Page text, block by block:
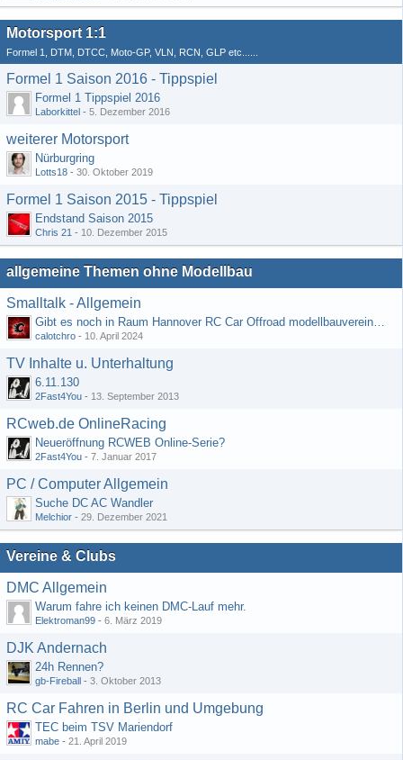
Motorsport 1:1
Formel 1, DTM, DTCC, Moto-GP, VLN, RCN, GLP etc......
Formel 1 Saison 2016 - Tippspiel
Formel 1 Tippspiel 2016
Laborkittel - 5. Dezember 2016
weiterer Motorsport
Nürburgring
Lotts18 - 30. Oktober 2019
Formel 1 Saison 2015 - Tippspiel
Endstand Saison 2015
Chris 21 - 10. Dezember 2015
allgemeine Themen ohne Modellbau
Smalltalk - Allgemein
Gibt es noch in Raum Hannover RC Car Offroad modellbauvereine, habe selbst schon gegoogelt aber erfolglos
calotchro - 10. April 2024
TV Inhalte u. Unterhaltung
6.11.130
2Fast4You - 13. September 2013
RCweb.de OnlineRacing
Neueröffnung RCWEB Online-Serie?
2Fast4You - 7. Januar 2017
PC / Computer Allgemein
Suche DC AC Wandler
Melchior - 29. Dezember 2021
Vereine & Clubs
DMC Allgemein
Warum fahre ich keinen DMC-Lauf mehr.
Elektroman99 - 6. März 2019
DJK Andernach
24h Rennen?
gb-Fireball - 3. Oktober 2013
RC Car Fahren in Berlin und Umgebung
TEC beim TSV Mariendorf
mabe - 21. April 2019